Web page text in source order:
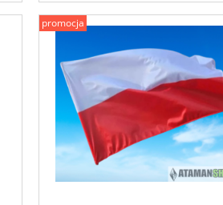
promocja